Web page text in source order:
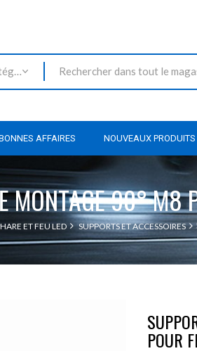
Toutes les catégories
AFFAIRES NOUVEAUX PRODUITS
MONTAGE 90° M8
ET FEU LED SUPPORTS ET ACCESSOIRES
POUR